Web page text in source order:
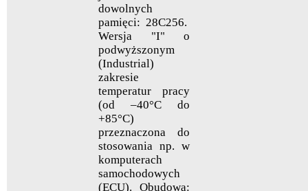
dowolnych
pamięci: 28C256.
Wersja "I" o
podwyższonym
(Industrial)
zakresie
temperatur pracy
(od –40°C do
+85°C)
przeznaczona do
stosowania np. w
komputerach
samochodowych
(ECU). Obudowa: